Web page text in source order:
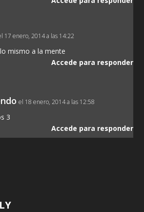
17 enero, 2014 a las 14:22
mismo a la mente
Accede para responder
el 18 enero, 2014 a las 12:58
3
Accede para responder